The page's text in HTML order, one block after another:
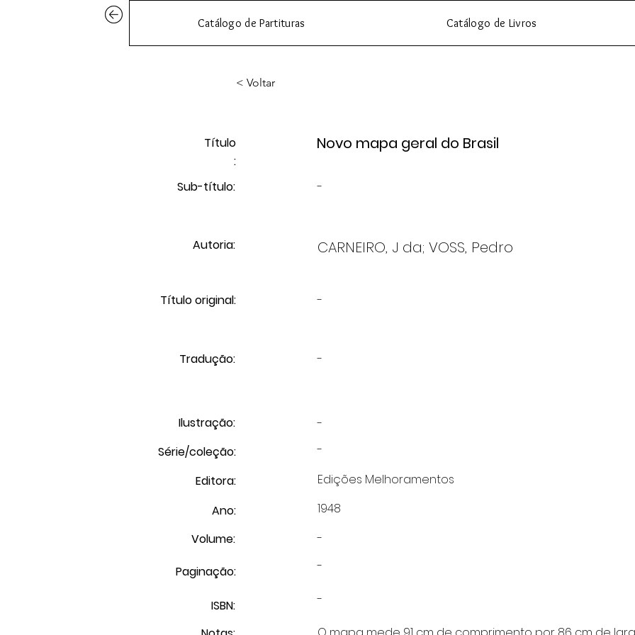
Catálogo de Partituras Catálogo de Livros
< Voltar
Título
:
Sub-título:
Autoria:
Título original:
Tradução:
Ilustração:
Série/coleção:
Editora:
Ano:
Volume:
Paginação:
ISBN:
-
CARNEIRO, J da; VOSS, Pedro
-
-
-
-
Edições Melhoramentos
1948
-
-
-
Novo mapa geral do Brasil